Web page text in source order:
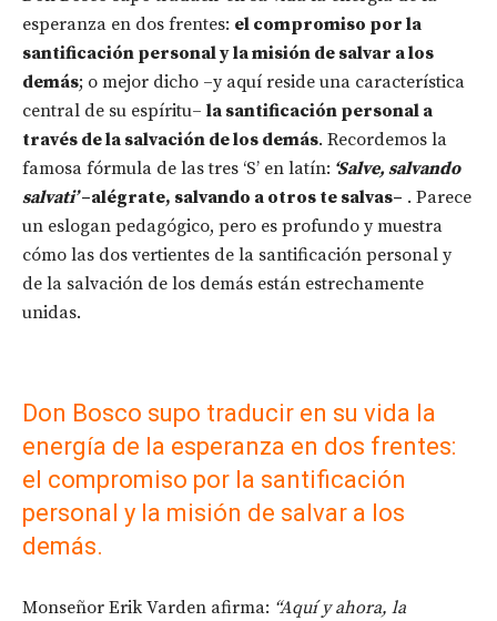
esperanza en dos frentes: el compromiso por la
santificación personal y la misión de salvar a los
demás; o mejor dicho –y aquí reside una característica
central de su espíritu– la santificación personal a
través de la salvación de los demás. Recordemos la
famosa fórmula de las tres ‘S’ en latín: ‘Salve, salvando
salvati’–alégrate, salvando a otros te salvas– . Parece
un eslogan pedagógico, pero es profundo y muestra
cómo las dos vertientes de la santificación personal y
de la salvación de los demás están estrechamente
unidas.
Don Bosco supo traducir en su vida la
energía de la esperanza en dos frentes:
el compromiso por la santificación
personal y la misión de salvar a los
demás.
Monseñor Erik Varden afirma: “Aquí y ahora, la